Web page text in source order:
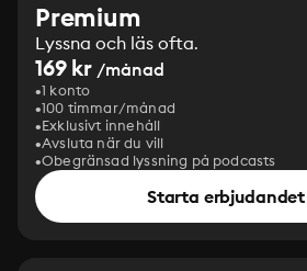
Premium
Lyssna och läs ofta.
169 kr /månad
1 konto
100 timmar/månad
Exklusivt innehåll
Avsluta när du vill
Obegränsad lyssning på podcasts
Starta erbjudandet